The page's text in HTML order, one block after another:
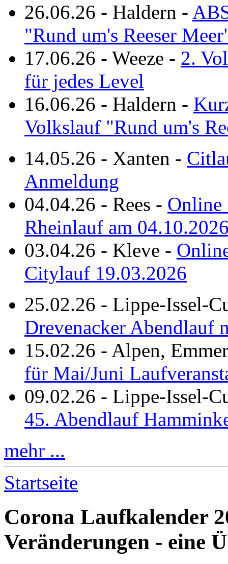
26.06.26 - Haldern -
"Rund um's Reeser
17.06.26 - Weeze - 2.
für jedes Level
16.06.26 - Haldern -
Volkslauf "Rund um's
14.05.26 - Xanten -
Anmeldung
04.04.26 - Rees - Online
Rheinlauf am
03.04.26 - Kleve -
Citylauf 19.03.2026
25.02.26 - Lippe-Issel-
Drevenacker Abendlauf
15.02.26 - Alpen,
für Mai/Juni
09.02.26 - Lippe-Issel-
45. Abendlauf
mehr ...
Startseite
Corona Laufkalender
Veränderungen - eine